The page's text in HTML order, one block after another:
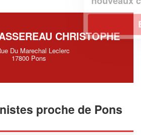
CHRISTOPHE
Du Marechal Leclerc
17800 Pons
proche de Pons